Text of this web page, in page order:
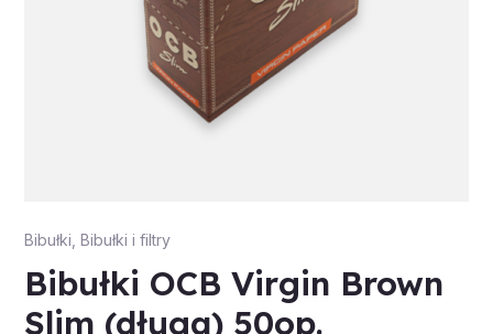
Bibułki Bibułki i filtry
Bibułki OCB Virgin Brown
Slim (długa) 50op.